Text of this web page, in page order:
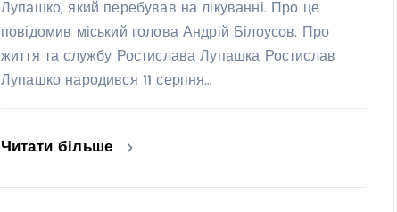
Лупашко, який перебував на лікуванні. Про це
повідомив міський голова Андрій Білоусов. Про
життя та службу Ростислава Лупашка Ростислав
Лупашко народився 11 серпня…
Читати більше